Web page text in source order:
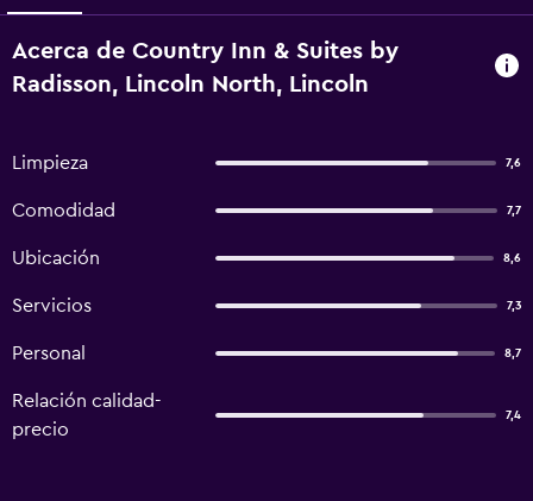
Acerca de Country Inn & Suites by
Radisson, Lincoln North, Lincoln
Limpieza 7,6
Comodidad 7,7
Ubicación 8,6
Servicios 7,3
Personal 8,7
Relación calidad-
precio
7,4